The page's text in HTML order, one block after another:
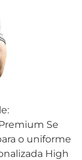
Se
o uniforme
High